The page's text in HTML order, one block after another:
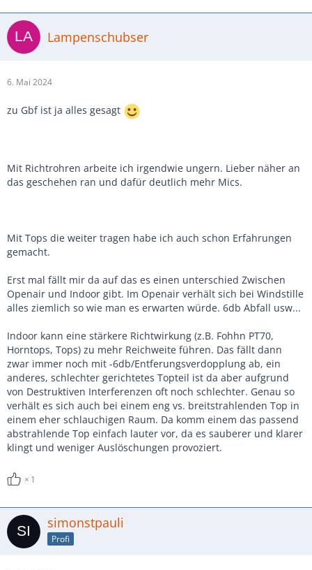
Lampenschubser
6. Mai 2024
zu Gbf ist ja alles gesagt
Mit Richtrohren arbeite ich irgendwie ungern. Lieber näher an
das geschehen ran und dafür deutlich mehr Mics.
Mit Tops die weiter tragen habe ich auch schon Erfahrungen
gemacht.
Erst mal fällt mir da auf das es einen unterschied Zwischen
Openair und Indoor gibt. Im Openair verhält sich bei Windstille
alles ziemlich so wie man es erwarten würde. 6db Abfall usw...
Indoor kann eine stärkere Richtwirkung (z.B. Fohhn PT70,
Horntops, Tops) zu mehr Reichweite führen. Das fällt dann
zwar immer noch mit -6db/Entferungsverdopplung ab, ein
anderes, schlechter gerichtetes Topteil ist da aber aufgrund
von Destruktiven Interferenzen oft noch schlechter. Genau so
verhält es sich auch bei einem eng vs. breitstrahlenden Top in
einem eher schlauchigen Raum. Da komm einem das passend
abstrahlende Top einfach lauter vor, da es sauberer und klarer
klingt und weniger Auslöschungen provoziert.
1
simonstpauli
Profi